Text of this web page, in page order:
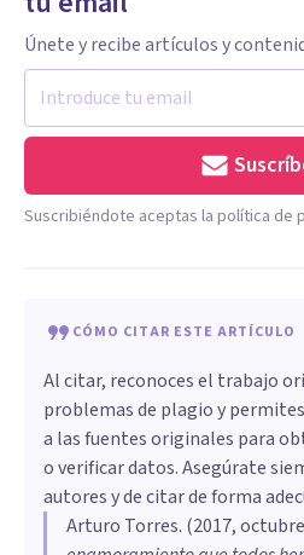
Únete y recibe artículos y
Suscribiéndote aceptas la política de
CÓMO CITAR ESTE ARTÍCULO
Al citar, reconoces el trabajo
problemas de plagio y
a las fuentes originales para
o verificar datos. Asegúrate
autores y de citar de forma
Arturo Torres. (2017,